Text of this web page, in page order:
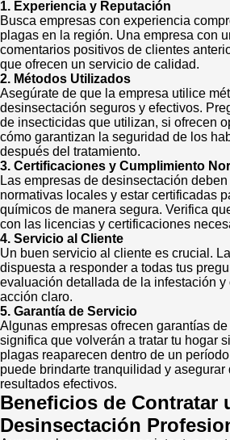
1. Experiencia y Reputación
Busca empresas con experiencia
plagas en la región. Una empresa con
comentarios positivos de clientes
que ofrecen un servicio de calidad.
2. Métodos Utilizados
Asegúrate de que la empresa utilice
desinsectación seguros y efectivos.
de insecticidas que utilizan, si ofrecen
cómo garantizan la seguridad de los
después del tratamiento.
3. Certificaciones y Cumplimiento
Las empresas de desinsectación
normativas locales y estar certificadas
químicos de manera segura. Verifica
con las licencias y certificaciones
4. Servicio al Cliente
Un buen servicio al cliente es crucial.
dispuesta a responder a todas tus
evaluación detallada de la infestación y
acción claro.
5. Garantía de Servicio
Algunas empresas ofrecen garantías
significa que volverán a tratar tu hogar
plagas reaparecen dentro de un
puede brindarte tranquilidad y asegurar
resultados efectivos.
Beneficios de Contratar
Desinsectación